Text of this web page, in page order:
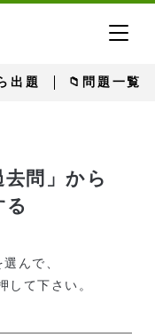
出題 📁問題一覧
去問」から
る
んで、
て下さい。